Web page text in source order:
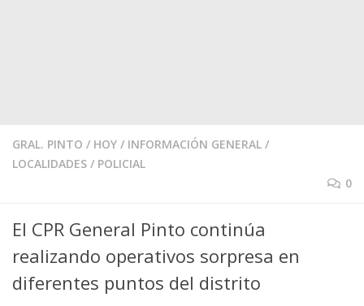
GRAL. PINTO / HOY / INFORMACIÓN GENERAL /
LOCALIDADES / POLICIAL
0
El CPR General Pinto continúa
realizando operativos sorpresa en
diferentes puntos del distrito